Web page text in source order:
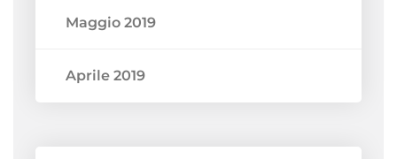
Maggio 2019
Aprile 2019